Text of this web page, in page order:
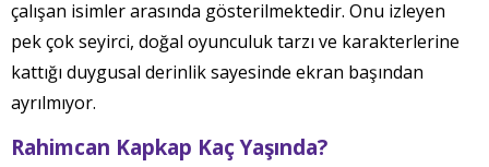
çalışan isimler arasında gösterilmektedir. Onu izleyen
pek çok seyirci, doğal oyunculuk tarzı ve karakterlerine
kattığı duygusal derinlik sayesinde ekran başından
ayrılmıyor.
Rahimcan Kapkap Kaç Yaşında?